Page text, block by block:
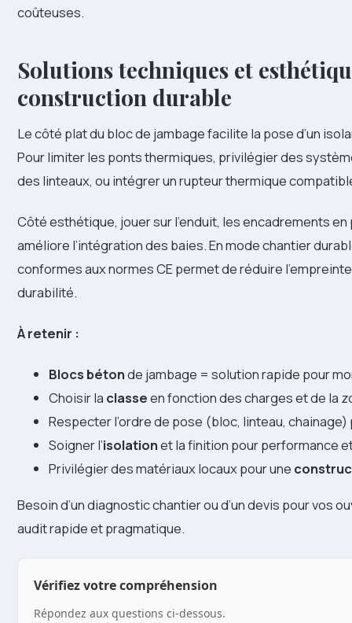
coûteuses.
Solutions techniques et
construction durable
Le côté plat du bloc de jambage facilite la pose d’un
Pour limiter les ponts thermiques, privilégier des
des linteaux, ou intégrer un rupteur thermique
Côté esthétique, jouer sur l’enduit, les encadrements
améliore l’intégration des baies. En mode chantier
conformes aux normes CE permet de réduire
durabilité.
À retenir :
Blocs bétonde jambage = solution rapide pour
Choisir la classeen fonction des charges et de la
Respecter l’ordre de pose (bloc, linteau,
Soigner l’isolationet la finition pour performance
Privilégier des matériaux locaux pour une
Besoin d’un diagnostic chantier ou d’un devis pour vos
audit rapide et pragmatique.
Vérifiez votre compréhension
Répondez aux questions ci-dessous.